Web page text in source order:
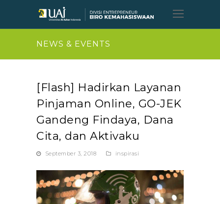
Open
Mobile
NEWS & EVENTS
[Flash] Hadirkan Layanan
Pinjaman Online, GO-JEK
Gandeng Findaya, Dana
Cita, dan Aktivaku
September 3, 2018 inspirasi